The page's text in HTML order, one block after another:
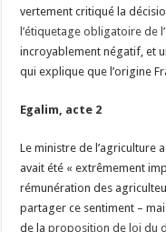
vertement critiqué la
l’étiquetage obligatoire de
incroyablement négatif, et
qui explique que l’origine
Egalim, acte 2
Le ministre de l’agriculture
avait été « extrêmement
rémunération des
partager ce sentiment –
de laproposition de loi du